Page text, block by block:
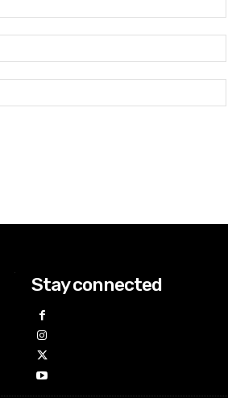
Stay connected